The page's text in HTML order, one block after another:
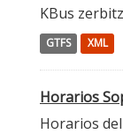
KBus
GTFS XML
Horarios
Horarios